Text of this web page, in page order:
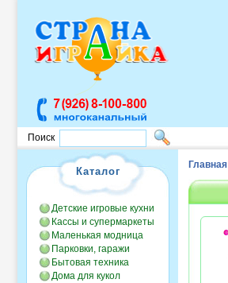
Поиск
Каталог
Детские игровые кухни
Кассы и супермаркеты
Маленькая модница
Парковки, гаражи
Бытовая техника
Дома для кукол
Главная